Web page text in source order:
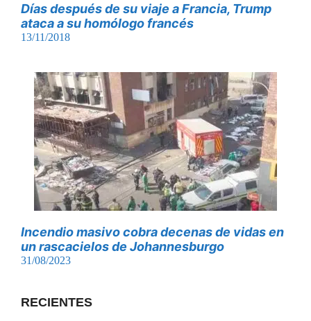
Días después de su viaje a Francia, Trump
ataca a su homólogo francés
13/11/2018
Incendio masivo cobra decenas de vidas en
un rascacielos de Johannesburgo
31/08/2023
RECIENTES